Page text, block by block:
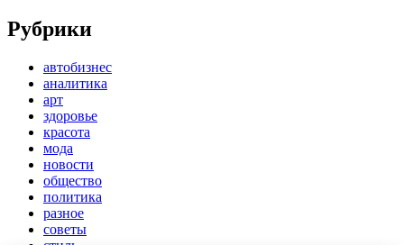
Рубрики
автобизнес
аналитика
арт
здоровье
красота
мода
новости
общество
политика
разное
советы